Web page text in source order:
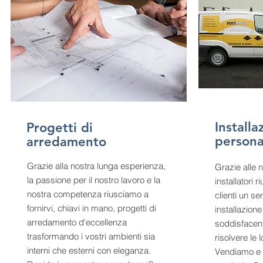
Progetti di
arredamento
Grazie alla nostra lunga esperienza,
la passione per il nostro lavoro e la
nostra competenza riusciamo a
fornirvi, chiavi in mano, progetti di
arredamento d'eccellenza
trasformando i vostri ambienti sia
interni che esterni con eleganza.
Grazie alle
installatori
clienti un
risolvere le
Vendiamo